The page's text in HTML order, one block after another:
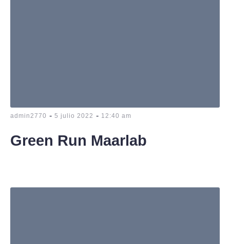
admin2770 - 5 julio 2022 - 12:40 am
Green Run Maarlab